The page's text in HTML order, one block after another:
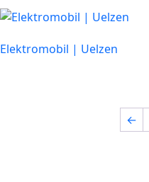
Elektromobil | Uelzen
←